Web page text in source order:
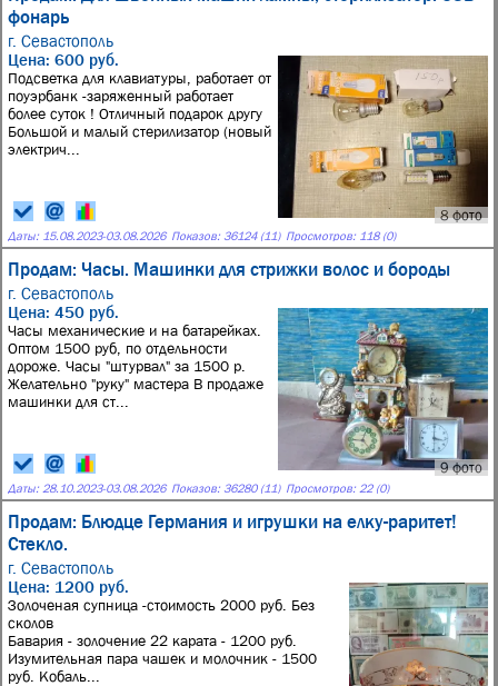
фонарь
г. Севастополь
8 фото
Цена: 600 руб.
Подсветка для клавиатуры, работает от
поуэрбанк -заряженный работает
более суток ! Отличный подарок другу
Большой и малый стерилизатор (новый
электрич...
Даты: 15.08.2023-03.08.2026 Показов: 36124 (11) Просмотров: 118 (0)
Продам: Часы. Машинки для стрижки волос и бороды
г. Севастополь
9 фото
Цена: 450 руб.
Часы механические и на батарейках.
Оптом 1500 руб, по отдельности
дороже. Часы "штурвал" за 1500 р.
Желательно "руку" мастера В продаже
машинки для ст...
Даты: 28.10.2023-03.08.2026 Показов: 36280 (11) Просмотров: 22 (0)
Продам: Блюдце Германия и игрушки на елку-раритет!
Стекло.
г. Севастополь
Цена: 1200 руб.
Золоченая супница -стоимость 2000 руб. Без
сколов
Бавария - золочение 22 карата - 1200 руб.
Изумительная пара чашек и молочник - 1500
руб. Кобаль...